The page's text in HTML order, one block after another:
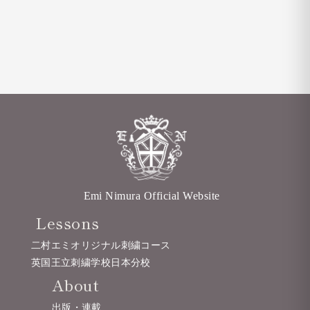
Emi Nimura Official Website
Lessons
二村エミオリジナル刺繍コース
英国王立刺繍学校日本分校
About
出版・連載